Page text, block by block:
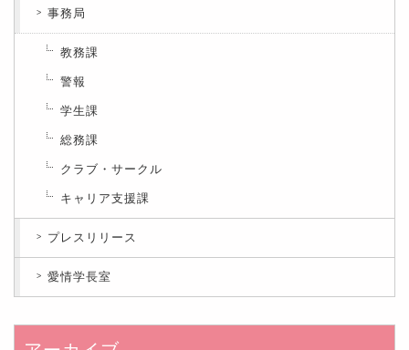
事務局
教務課
警報
学生課
総務課
クラブ・サークル
キャリア支援課
プレスリリース
愛情学長室